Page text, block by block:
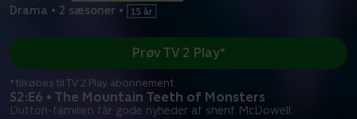
Drama • 2 sæsoner •
S2:E6 • The Mountain Teeth of Monsters
Dutton-familien får gode nyheder af sherif McDowell.
Prøv TV 2 Play*
*tilkøbes til TV 2 Play abonnement